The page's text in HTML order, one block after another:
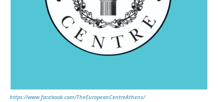
https://www.facebook.com/TheEuropeanCentreAthens/